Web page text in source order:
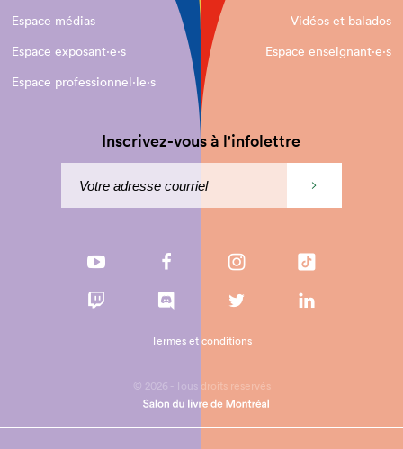
Espace médias
Vidéos et balados
Espace exposant·e⋅s
Espace enseignant·e⋅s
Espace professionnel·le⋅s
Inscrivez-vous à l'infolettre
© 2026 - Tous droits réservés
Termes et conditions